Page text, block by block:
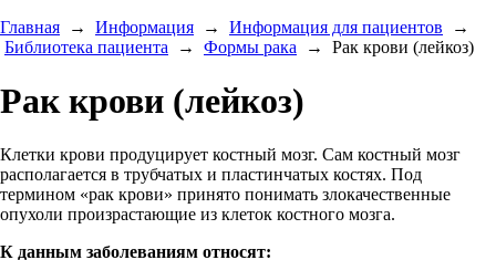
Главная
→ Информация → Информация для пациентов
→
Библиотека пациента
→ Формы рака → Рак крови (лейкоз)
Рак крови (лейкоз)
Клетки крови продуцирует костный мозг. Сам костный мозг
располагается в трубчатых и пластинчатых костях. Под
термином «рак крови» принято понимать злокачественные
опухоли произрастающие из клеток костного мозга.
К данным заболеваниям относят: